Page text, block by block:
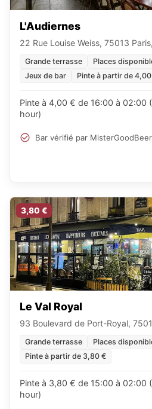
L'Audiernes
22 Rue Louise Weiss, 75013
Grande terrasse
Places
Jeux de bar
Pinte à partir de
Pinte à 4,00 € de 16:00 à 02:00
hour)
Bar vérifié par MisterGoodBeer
3,80 €
Le Val Royal
93 Boulevard de Port-Royal,
Grande terrasse
Places
Pinte à partir de 3,80 €
Pinte à 3,80 € de 15:00 à 02:00
hour)